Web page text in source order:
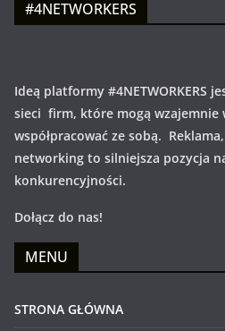
#4NETWORKERS
Ideą platformy #4NETWORKERS
sieci firm, które mogą wzajemnie
współpracować ze sobą.
networking to silniejsza pozycja
konkurencyjności.
Dołącz do nas!
MENU
STRONA GŁÓWNA